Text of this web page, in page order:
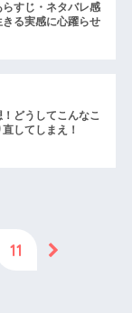
すじ・ネタバレ感
る実感に心躍らせ
どうしてこんなこ
してしまえ！
11